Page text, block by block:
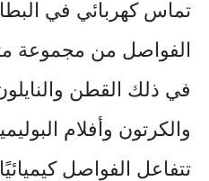
تماس كهربائي في
الفواصل من مجموعة
في ذلك القطن
والكرتون وأفلام
تتفاعل الفواصل